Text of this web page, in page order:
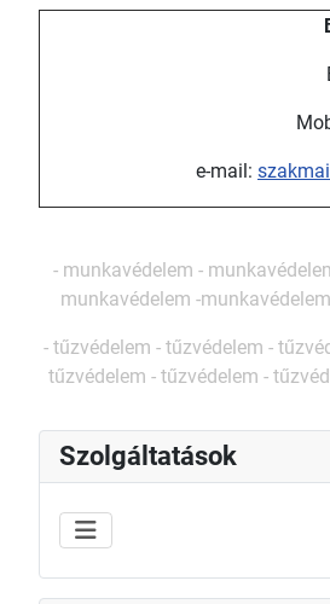
e-mail:
- munkavédelem -
munkavédelem -munkavédelem
- tűzvédelem - tűzvédelem -
tűzvédelem - tűzvédelem -
Szolgáltatások